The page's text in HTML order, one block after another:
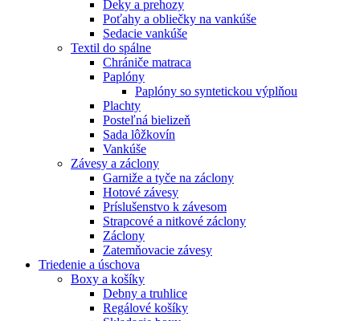
Deky a prehozy
Poťahy a obliečky na vankúše
Sedacie vankúše
Textil do spálne
Chrániče matraca
Paplóny
Paplóny so syntetickou výplňou
Plachty
Posteľná bielizeň
Sada lôžkovín
Vankúše
Závesy a záclony
Garniže a tyče na záclony
Hotové závesy
Príslušenstvo k závesom
Strapcové a nitkové záclony
Záclony
Zatemňovacie závesy
Triedenie a úschova
Boxy a košíky
Debny a truhlice
Regálové košíky